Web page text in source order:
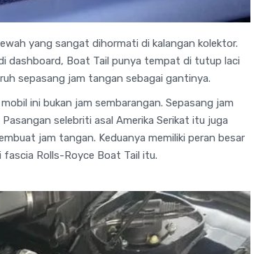
yang sangat dihormati di kalangan kolektor.
dashboard, Boat Tail punya tempat di tutup laci
sepasang jam tangan sebagai gantinya.
ini bukan jam sembarangan. Sepasang jam
selebriti asal Amerika Serikat itu juga
jam tangan. Keduanya memiliki peran besar
Rolls-Royce Boat Tail itu.